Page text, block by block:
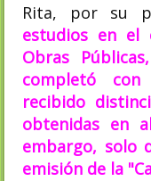
Rita, por su
estudios en el
Obras
completó
recibido
obtenidas en
embargo, solo
emisión de la